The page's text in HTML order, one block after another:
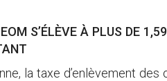
S’ÉLÈVE À PLUS DE
la taxe d’enlèvement